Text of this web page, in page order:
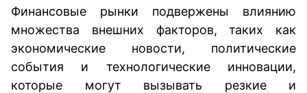
Финансовые рынки подвержены влиянию
множества внешних факторов, таких как
экономические новости, политические
события и технологические инновации,
которые могут вызывать резкие и